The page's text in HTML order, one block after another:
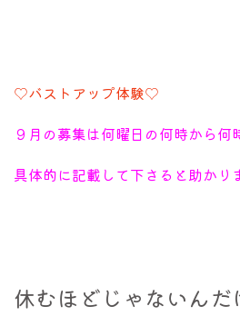
♡バストアップ体験♡
９月の募集は何曜日の何時から何
具体的に記載して下さると助か
休むほどじゃないんだ